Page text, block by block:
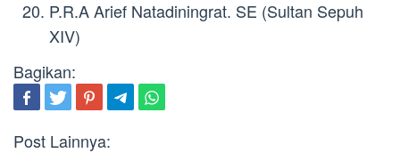
P.R.A Arief Natadiningrat. SE (Sultan Sepuh
XIV)
Bagikan:
Post Lainnya: